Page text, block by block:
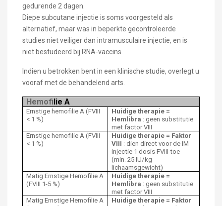
gedurende 2 dagen.
Diepe subcutane injectie is soms voorgesteld als
alternatief, maar was in beperkte gecontroleerde
studies niet veiliger dan intramusculaire injectie, en is
niet bestudeerd bij RNA-vaccins.
Indien u betrokken bent in een klinische studie, overlegt u
vooraf met de behandelend arts.
Hemofilie A
Ernstige hemofilie A (FVIII
< 1 %)
Huidige therapie =
Hemlibra : geen substitutie
met factor VIII
Ernstige hemofilie A (FVIII
< 1 %)
Huidige therapie = Faktor
VIII : dien direct voor de IM
injectie 1 dosis FVIII toe
(min. 25 IU/kg
lichaamsgewicht)
Matig Ernstige Hemofilie A
(FVIII 1-5 %)
Huidige therapie =
Hemlibra : geen substitutie
met factor VIII
Matig Ernstige Hemofilie A
Huidige therapie = Faktor